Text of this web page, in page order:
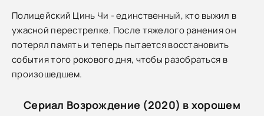
Полицейский Цинь Чи - единственный, кто выжил в
ужасной перестрелке. После тяжелого ранения он
потерял память и теперь пытается восстановить
события того рокового дня, чтобы разобраться в
произошедшем.
Сериал Возрождение (2020) в хорошем